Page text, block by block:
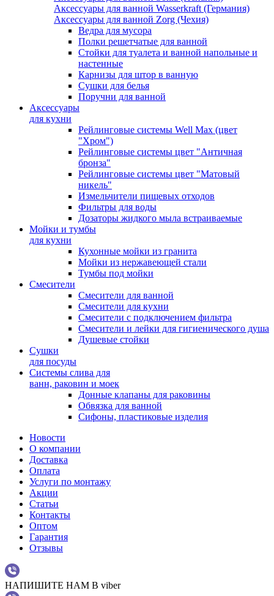
Аксессуары для ванной Wasserkraft (Германия)
Аксессуары для ванной Zorg (Чехия)
Ведра для мусора
Полки решетчатые для ванной
Стойки для туалета и ванной напольные и
настенные
Карнизы для штор в ванную
Сушки для белья
Поручни для ванной
Аксессуары
для кухни
Рейлинговые системы Well Max (цвет
"Хром")
Рейлинговые системы цвет "Античная
бронза"
Рейлинговые системы цвет "Матовый
никель"
Измельчители пищевых отходов
Фильтры для воды
Дозаторы жидкого мыла встраиваемые
Мойки и тумбы
для кухни
Кухонные мойки из гранита
Мойки из нержавеющей стали
Тумбы под мойки
Смесители
Смесители для ванной
Смесители для кухни
Смесители с подключением фильтра
Cмесители и лейки для гигиенического душа
Душевые стойки
Сушки
для посуды
Системы слива для
ванн, раковин и моек
Донные клапаны для раковины
Обвязка для ванной
Сифоны, пластиковые изделия
Новости
О компании
Доставка
Оплата
Услуги по монтажу
Акции
Статьи
Контакты
Оптом
Гарантия
Отзывы
НАПИШИТЕ НАМ В viber